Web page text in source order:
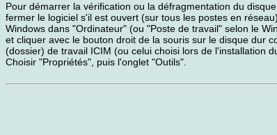
Pour démarrer la vérification ou la défragmentation du
fermer le logiciel s'il est ouvert (sur tous les postes en
Windows dans "Ordinateur" (ou "Poste de travail" selon le
et cliquer avec le bouton droit de la souris sur le disque dur
(dossier) de travail ICIM (ou celui choisi lors de l'installation
Choisir "Propriétés", puis l'onglet "Outils".